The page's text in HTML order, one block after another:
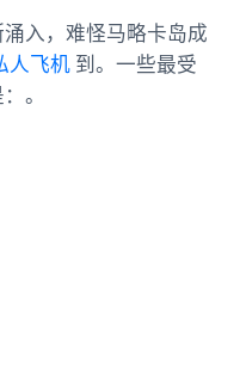
入，难怪马略卡岛成
人飞机到。一些最受
。